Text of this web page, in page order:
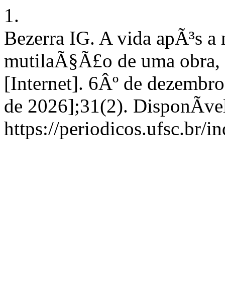
1.
Bezerra IG. A vida apÃ³s
mutilaÃ§Ã£o de uma obra,
[Internet]. 6Âº de
de 2026];31(2).
https://periodicos.ufsc.br/